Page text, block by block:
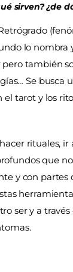
sirven? ¿de
lo nombra
también
Se busca
el tarot y los
rituales, ir
que
y con partes
ser y a